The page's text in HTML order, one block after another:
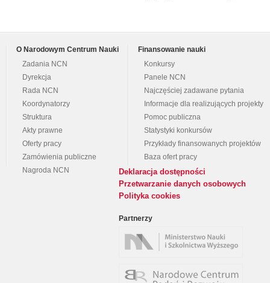
O Narodowym Centrum Nauki
Zadania NCN
Dyrekcja
Rada NCN
Koordynatorzy
Struktura
Akty prawne
Oferty pracy
Zamówienia publiczne
Nagroda NCN
Finansowanie nauki
Konkursy
Panele NCN
Najczęściej zadawane pytania
Informacje dla realizujących projekty
Pomoc publiczna
Statystyki konkursów
Przykłady finansowanych projektów
Baza ofert pracy
Deklaracja dostępności
Przetwarzanie danych osobowych
Polityka cookies
Partnerzy